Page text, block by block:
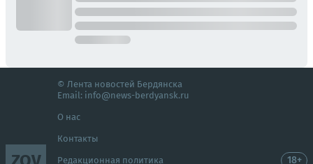
© Лента новостей Бердянска
Email: info@news-berdyansk.ru
О нас
Контакты
Редакционная политика 18+